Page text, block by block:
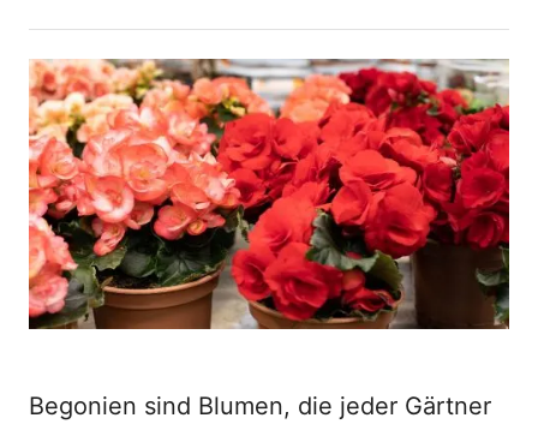
h
o
r
s
t
e
d
o
n
Begonien sind Blumen, die jeder Gärtner